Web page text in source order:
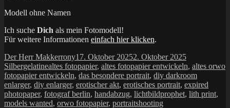
Modell ohne Namen
Ich suche Dich als mein Fotomodell!
Für weitere Informationen einfach hier klicken.
Autor
Der Herr MakkerronyVeröffentlicht
am
17. Oktober 20252. Oktober 2025Kategorien
SilbergelatineSchlagwörter
altes fotopapier, altes fotopapier entwickeln, altes orwo
fotopapier entwickeln, das besondere portrait, diy darkroom
enlarger, diy enlarger, erotischer akt, erotisches portrait, expired
photopaper, fotograf berlin, handabzug, lichtbildprophet, lith print,
models wanted, orwo fotopapier, portraitshooting